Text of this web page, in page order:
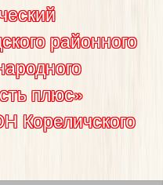
районного
плюс»
Кореличского